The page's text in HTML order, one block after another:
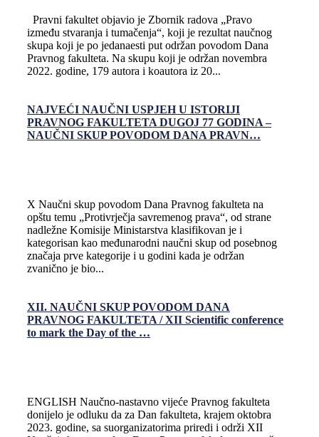
Pravni fakultet objavio je Zbornik radova „Pravo
između stvaranja i tumačenja“, koji je rezultat naučnog
skupa koji je po jedanaesti put održan povodom Dana
Pravnog fakulteta. Na skupu koji je održan novembra
2022. godine, 179 autora i koautora iz 20...
NAJVEĆI NAUČNI USPJEH U ISTORIJI
PRAVNOG FAKULTETA DUGOJ 77 GODINA –
NAUČNI SKUP POVODOM DANA PRAVN…
X Naučni skup povodom Dana Pravnog fakulteta na
opštu temu „Protivrječja savremenog prava“, od strane
nadležne Komisije Ministarstva klasifikovan je i
kategorisan kao međunarodni naučni skup od posebnog
značaja prve kategorije i u godini kada je održan
zvanično je bio...
XII. NAUČNI SKUP POVODOM DANA
PRAVNOG FAKULTETA / XII Scientific conference
to mark the Day of the …
ENGLISH Naučno-nastavno vijeće Pravnog fakulteta
donijelo je odluku da za Dan fakulteta, krajem oktobra
2023. godine, sa suorganizatorima priredi i održi XII